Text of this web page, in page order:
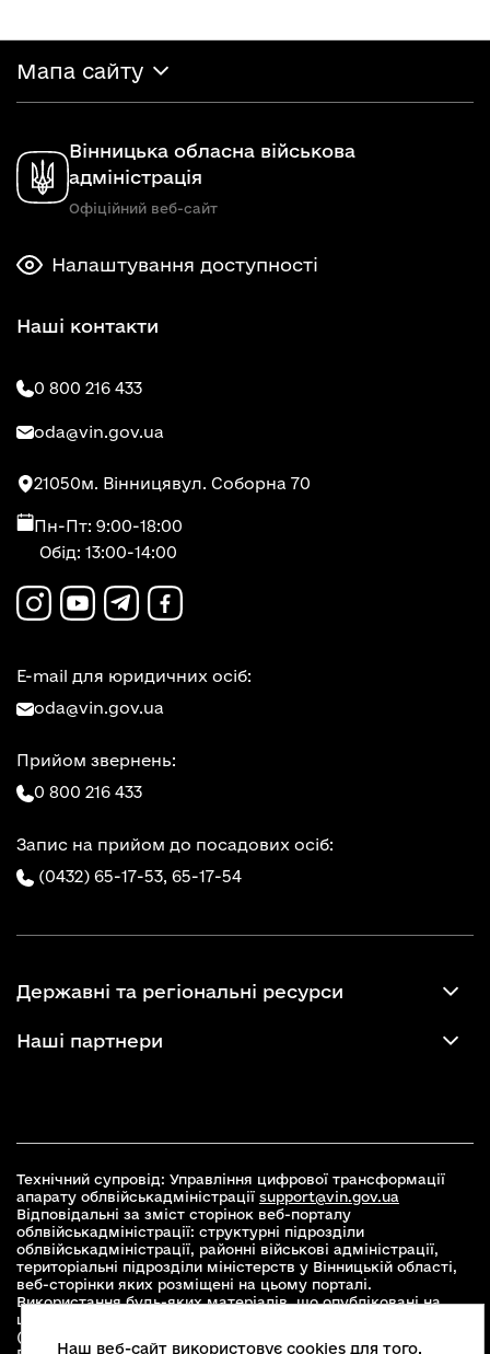
Мапа сайту
Вінницька обласна військова
адміністрація
Офіційний веб-сайт
Налаштування доступності
Наші контакти
0 800 216 433
oda@vin.gov.ua
21050м. Вінницявул. Соборна 70
Пн-Пт: 9:00-18:00
Обід: 13:00-14:00
E-mail для юридичних осіб:
oda@vin.gov.ua
Прийом звернень:
0 800 216 433
Запис на прийом до посадових осіб:
(0432) 65-17-53, 65-17-54
Державні та регіональні ресурси
Наші партнери
Технічний супровід: Управління цифрової трансформації
апарату облвійськадміністрації support@vin.gov.ua
Відповідальні за зміст сторінок веб-порталу
облвійськадміністрації: структурні підрозділи
облвійськадміністрації, районні військові адміністрації,
територіальні підрозділи міністерств у Вінницькій області,
веб-сторінки яких розміщені на цьому порталі.
Використання будь-яких матеріалів, що опубліковані на
цьому сайті, дозволяється при умові зазначення посилання
(для інтернет-видань - гіперпосилання) на офіційний сайт
Наш веб-сайт використовує cookies для того,